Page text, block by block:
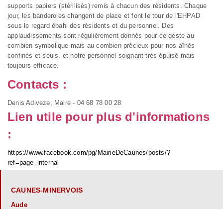
supports papiers (stérilisés) remis à chacun des résidents. Chaque
jour, les banderoles changent de place et font le tour de l'EHPAD
sous le regard ébahi des résidents et du personnel. Des
applaudissements sont régulièrement donnés pour ce geste au
combien symbolique mais au combien précieux pour nos aînés
confinés et seuls, et notre personnel soignant très épuisé mais
toujours efficace.
Contacts :
Denis Adiveze, Maire - 04 68 78 00 28
Lien utile pour plus d'informations
:
https://www.facebook.com/pg/MairieDeCaunes/posts/?
ref=page_internal
CAUNES-MINERVOIS
Aude